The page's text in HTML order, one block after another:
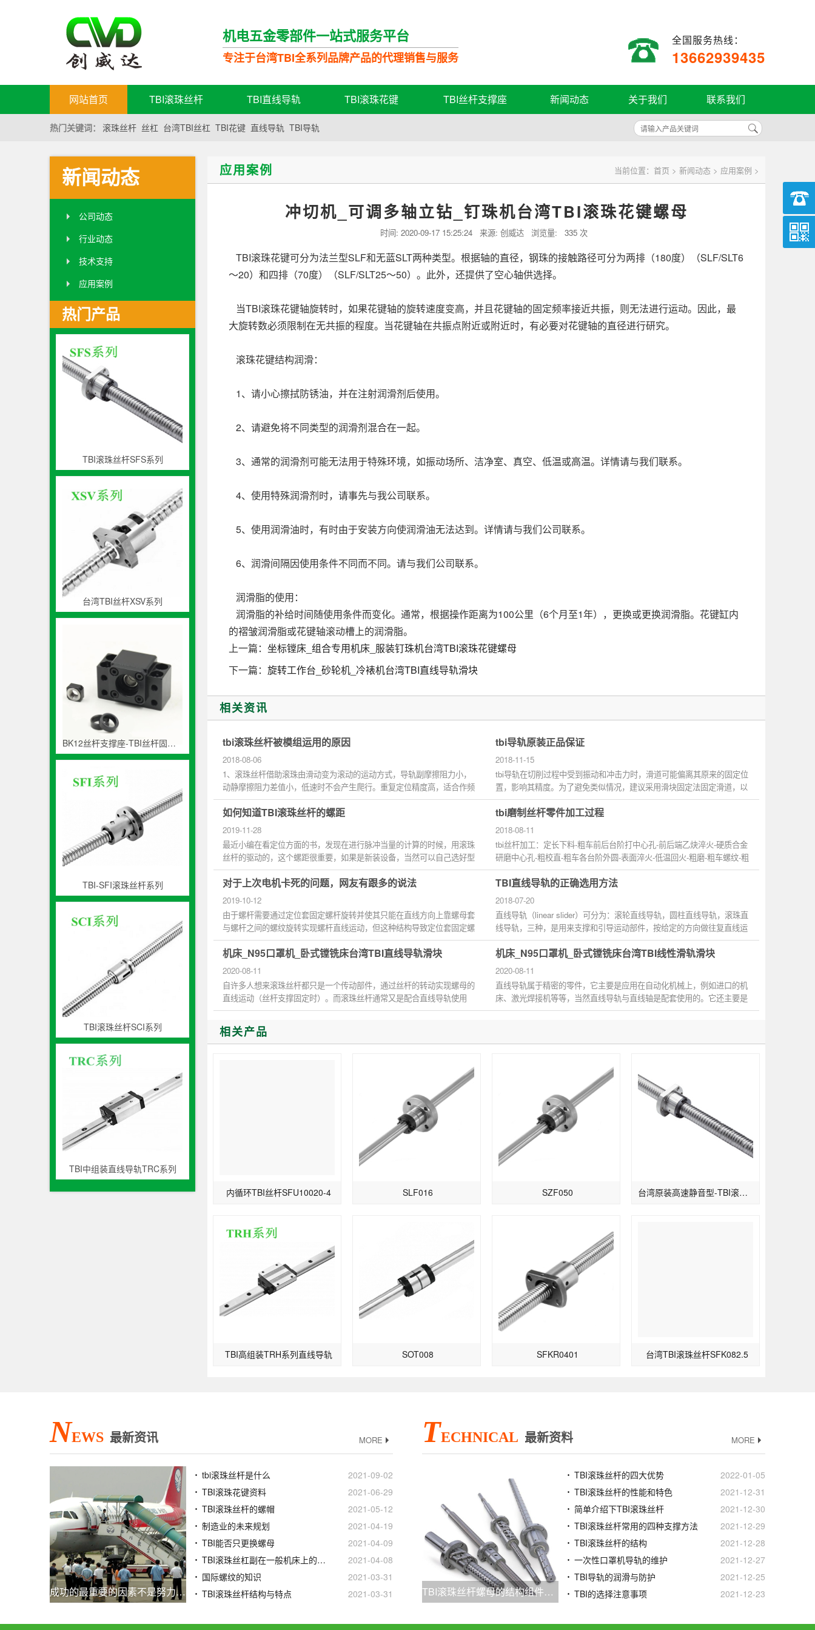
机电五金零部件一站式服务平台
专注于台湾TBI全系列品牌产品的代理销售与服务
全国服务热线：
13662939435
网站首页 TBI滚珠丝杆 TBI直线导轨 TBI滚珠花键 TBI丝杆支撑座 新闻动态 关于我们 联系我们
热门关键词： 滚珠丝杆 丝杠 台湾TBI丝杠 TBI花键 直线导轨 TBI导轨
新闻动态
公司动态
行业动态
技术支持
应用案例
热门产品
TBI滚珠丝杆SFS系列
台湾TBI丝杆XSV系列
BK12丝杆支撑座-TBI丝杆固定座
TBI-SFI滚珠丝杆系列
TBI滚珠丝杆SCI系列
TBI中组装直线导轨TRC系列
应用案例 当前位置： 首页 > 新闻动态 > 应用案例 >
冲切机_可调多轴立钻_钉珠机台湾TBI滚珠花键螺母
时间: 2020-09-17 15:25:24 来源: 创威达 浏览量: 335 次
TBI滚珠花键可分为法兰型SLF和无蓝SLT两种类型。根据轴的直径，钢珠的接触路径可分为两排（180度）（SLF/SLT6
～20）和四排（70度）（SLF/SLT25～50）。此外，还提供了空心轴供选择。
当TBI滚珠花键轴旋转时，如果花键轴的旋转速度变高，并且花键轴的固定频率接近共振，则无法进行运动。因此，最
大旋转数必须限制在无共振的程度。当花键轴在共振点附近或附近时，有必要对花键轴的直径进行研究。
滚珠花键结构润滑：
1、请小心擦拭防锈油，并在注射润滑剂后使用。
2、请避免将不同类型的润滑剂混合在一起。
3、通常的润滑剂可能无法用于特殊环境，如振动场所、洁净室、真空、低温或高温。详情请与我们联系。
4、使用特殊润滑剂时，请事先与我公司联系。
5、使用润滑油时，有时由于安装方向使润滑油无法达到。详情请与我们公司联系。
6、润滑间隔因使用条件不同而不同。请与我们公司联系。
润滑脂的使用：
润滑脂的补给时间随使用条件而变化。通常，根据操作距离为100公里（6个月至1年），更换或更换润滑脂。花键缸内
的褶皱润滑脂或花键轴滚动槽上的润滑脂。
上一篇： 坐标镗床_组合专用机床_服装钉珠机台湾TBI滚珠花键螺母
下一篇： 旋转工作台_砂轮机_冷裱机台湾TBI直线导轨滑块
相关资讯
tbi滚珠丝杆被模组运用的原因
2018-08-06
1、滚珠丝杆借助滚珠由滑动变为滚动的运动方式，导轨副摩擦阻力小，
动静摩擦阻力差值小，低速时不会产生爬行。重复定位精度高，适合作频
繁启动或换...
tbi导轨原装正品保证
2018-11-15
tbi导轨在切削过程中受到振动和冲击力时，滑道可能偏离其原来的固定位
置，影响其精度。为了避免类似情况，建议采用滑块固定法固定滑道，以
保证机床...
如何知道TBI滚珠丝杆的螺距
2019-11-28
最近小编在看定位方面的书，发现在进行脉冲当量的计算的时候，用滚珠
丝杆的驱动的，这个螺距很重要，如果是新装设备，当然可以自己选好型
号，可...
tbi磨制丝杆零件加工过程
2018-08-11
tbi丝杆加工：定长下料-粗车前后台阶打中心孔-前后端乙炔淬火-硬质合金
研磨中心孔-粗校直-粗车各台阶外圆-表面淬火-低温回火-粗磨-粗车螺纹-粗
磨螺纹...
对于上次电机卡死的问题，网友有跟多的说法
2019-10-12
由于螺杆需要通过定位套固定螺杆旋转并使其只能在直线方向上靠螺母套
与螺杆之间的螺纹旋转实现螺杆直线运动，但这种结构导致定位套固定螺
杆旋转...
TBI直线导轨的正确选用方法
2018-07-20
直线导轨（linear slider）可分为：滚轮直线导轨，圆柱直线导轨，滚珠直
线导轨，三种，是用来支撑和引导运动部件，按给定的方向做往复直线运
动。依按摩...
机床_N95口罩机_卧式镗铣床台湾TBI直线导轨滑块
2020-08-11
自许多人想来滚珠丝杆都只是一个传动部件，通过丝杆的转动实现螺母的
直线运动（丝杆支撑固定时）。而滚珠丝杆通常又是配合直线导轨使用
的。 TBI直线...
机床_N95口罩机_卧式镗铣床台湾TBI线性滑轨滑块
2020-08-11
直线导轨属于精密的零件，它主要是应用在自动化机械上，例如进口的机
床、激光焊接机等等，当然直线导轨与直线轴是配套使用的。它还主要是
应用在精...
相关产品
内循环TBI丝杆SFU10020-4 SLF016 SZF050 台湾原装高速静音型-TBI滚珠丝杆SFS3232-1.8/2.8
TBI高组装TRH系列直线导轨 SOT008 SFKR0401 台湾TBI滚珠丝杆SFK082.5
NEWS 最新资讯 MORE
成功的最重要的因素不是努力，而是这一点。
tbi滚珠丝杆是什么
2021-09-02
TBI滚珠花键资料
2021-06-29
TBI滚珠丝杆的螺帽
2021-05-12
制造业的未来规划
2021-04-19
TBI能否只更换螺母
2021-04-09
TBI滚珠丝杠副在一般机床上的目的
2021-04-08
国际螺纹的知识
2021-03-31
TBI滚珠丝杆结构与特点
2021-03-31
TECHNICAL 最新资料 MORE
TBI滚珠丝杆螺母的结构组件和用途
TBI滚珠丝杆的四大优势
2022-01-05
TBI滚珠丝杆的性能和特色
2021-12-31
简单介绍下TBI滚珠丝杆
2021-12-30
TBI滚珠丝杆常用的四种支撑方法
2021-12-29
TBI滚珠丝杆的结构
2021-12-28
一次性口罩机导轨的维护
2021-12-27
TBI导轨的润滑与防护
2021-12-25
TBI的选择注意事项
2021-12-23